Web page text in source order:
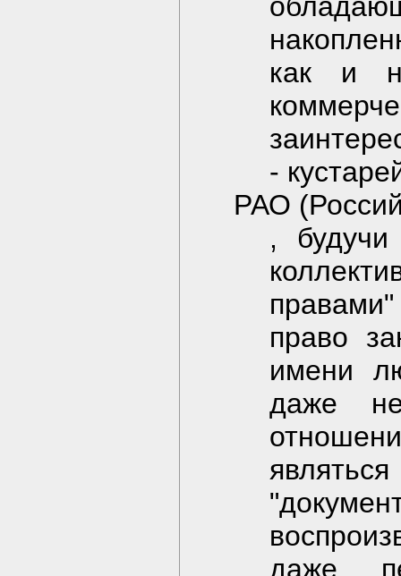
как и
-
РАО
, будучи
право
имени
даже
даже